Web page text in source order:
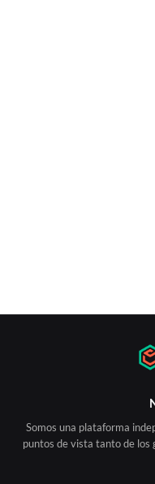
Somos una plataforma
puntos de vista tanto de los